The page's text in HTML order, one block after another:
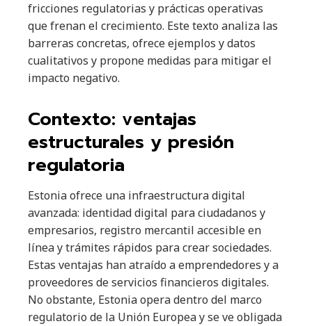
fricciones regulatorias y prácticas operativas
que frenan el crecimiento. Este texto analiza las
barreras concretas, ofrece ejemplos y datos
cualitativos y propone medidas para mitigar el
impacto negativo.
Contexto: ventajas
estructurales y presión
regulatoria
Estonia ofrece una infraestructura digital
avanzada: identidad digital para ciudadanos y
empresarios, registro mercantil accesible en
línea y trámites rápidos para crear sociedades.
Estas ventajas han atraído a emprendedores y a
proveedores de servicios financieros digitales.
No obstante, Estonia opera dentro del marco
regulatorio de la Unión Europea y se ve obligada